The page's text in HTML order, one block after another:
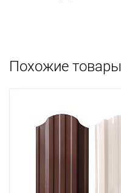
Похожие товары